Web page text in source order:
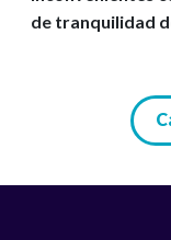
de tranquilidad